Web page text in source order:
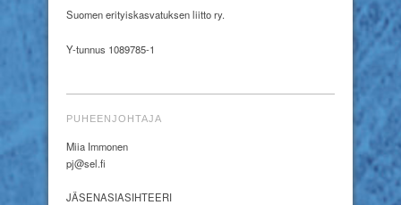
Suomen erityiskasvatuksen liitto ry.
Y-tunnus 1089785-1
PUHEENJOHTAJA
Miia Immonen
pj@sel.fi
JÄSENASIASIHTEERI